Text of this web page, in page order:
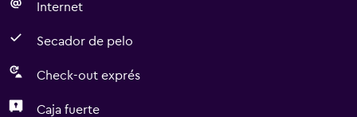
Internet
Secador de pelo
Check-out exprés
Caja fuerte